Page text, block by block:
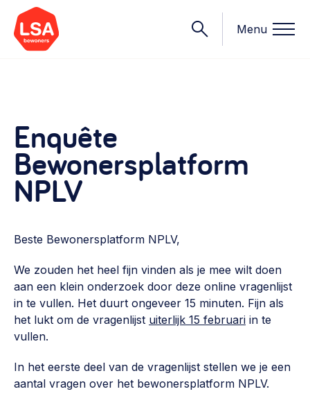
Menu
Onderwerpen
Starten van een initiatief
Rechtsvormen, positionering, organisatiemodellen >
Financieringsvormen, administratie, begroting en omzet >
Organisatie en beheer
Bestuur, horeca, evenementen, verhuur en communicatie >
Vrijwilligers en medewerkers
Werving, contracten en vergoedingen, betaalde krachten
Eigen gebouw
Wat we doen
Onze leden
Contact
Nieuws
Opinie
Team
Enquête
Bewonersplatform
NPLV
Beste Bewonersplatform NPLV,
We zouden het heel fijn vinden als je mee wilt doen
aan een klein onderzoek door deze online vragenlijst
in te vullen. Het duurt ongeveer 15 minuten. Fijn als
het lukt om de vragenlijst uiterlijk 15 februari in te
vullen.
In het eerste deel van de vragenlijst stellen we je een
aantal vragen over het bewonersplatform NPLV.